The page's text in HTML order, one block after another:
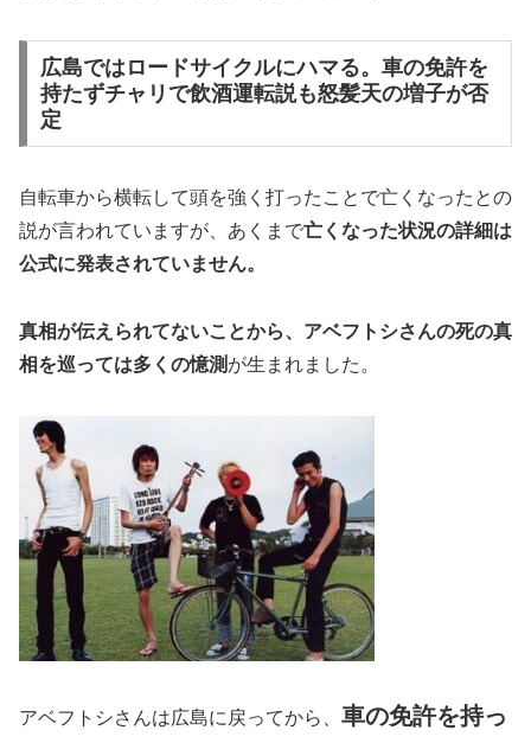
広島ではロードサイクルにハマる。車の免許を
持たずチャリで飲酒運転説も怒髪天の増子が否
定
自転車から横転して頭を強く打ったことで亡くなったとの
説が言われていますが、あくまで亡くなった状況の詳細は
公式に発表されていません。
真相が伝えられてないことから、アベフトシさんの死の真
相を巡っては多くの憶測 が生まれました。
アベフトシさんは広島に戻ってから、 車の免許を持っ